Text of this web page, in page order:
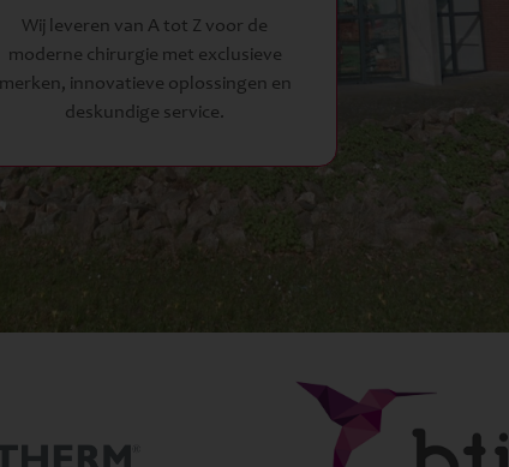
Wij leveren van A tot Z voor de
moderne chirurgie met exclusieve
merken, innovatieve oplossingen en
deskundige service.